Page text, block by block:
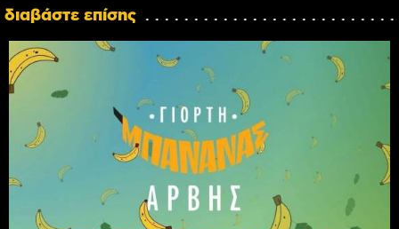
διαβάστε επίσης